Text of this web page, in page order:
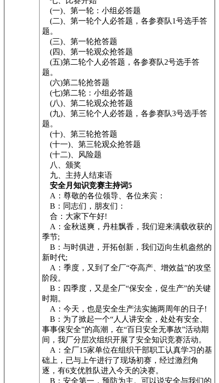
(一)、第一轮：小组必答题
(二)、第一轮个人必答题，各参赛队1号选手答
题。
(三)、第一轮抢答题
(四)、第一轮观众抢答题
(五)第二轮个人必答题，各参赛队2号选手答
题。
(六)第二轮抢答题
(七)第二轮：小组必答题
(八)、第二轮观众抢答题
(九)、第三轮个人必答题，各参赛队3号选手答
题。
(十)、第三轮抢答题
(十一)、第三轮观众抢答题
(十二)、风险题
八、颁奖
九、主持人结束语
安全月知识竞赛主持词5
A：尊敬的各位领导、各位来宾：
B：同志们，朋友们：
合：大家下午好!
A：金秋送爽，丹桂飘香，我们迎来满载收获的
季节;
B：与时俱进，开拓创新，我们迈向生机盎然的
新时代;
A：季度，又到了全厂“夺高产、增效益”的攻坚
阶段。
B：四季度，又是全厂“保安全，促生产”的关键
时期。
A：今天，也是安全生产法实施两周年的日子!
B：为了掀起一个“人人讲安全，处处有安全、
事事保安全”的高潮，在“百日安全无事故”活动期
间，我厂分层次组织开展了安全知识竞赛活动。
A：全厂15家单位在组织干部职工认真学习的基
础上，已与上午进行了现场初赛，经过激烈角
逐，有6支优胜队进入今天的决赛。
B：安全第一，预防为主。可以说安全与我们的